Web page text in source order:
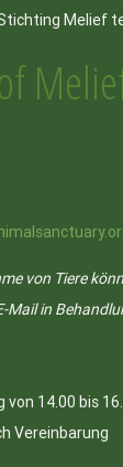
Stichting Melief
von Tiere
Mail in
14.00 bis
Vereinbarung